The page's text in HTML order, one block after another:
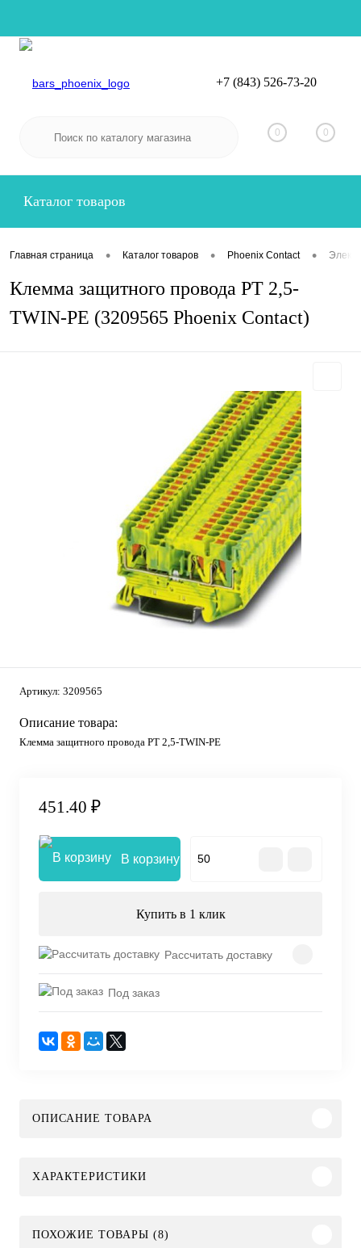
Вход
+7 (843) 526-73-20
0 0
Каталог товаров
Главная страница • Каталог товаров • Phoenix Contact •
Клемма защитного провода PT 2,5-
TWIN-PE (3209565 Phoenix Contact)
Артикул: 3209565
Описание товара:
Клемма защитного провода PT 2,5-TWIN-PE
451.40 ₽
В корзину
Купить в 1 клик
Рассчитать доставку
Под заказ
ОПИСАНИЕ ТОВАРА
ХАРАКТЕРИСТИКИ
ПОХОЖИЕ ТОВАРЫ (8)